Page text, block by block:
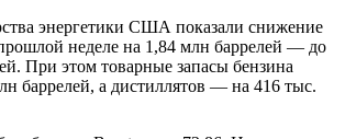
энергетики США показали снижение
неделе на 1,84 млн баррелей — до
При этом товарные запасы бензина
баррелей, а дистиллятов — на 416 тыс.